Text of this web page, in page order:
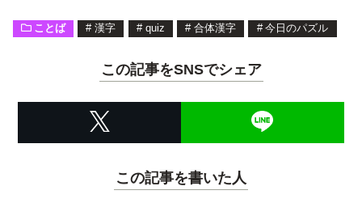
ことば # 漢字 # quiz # 合体漢字 # 今日のパズル
この記事をSNSでシェア
この記事を書いた人